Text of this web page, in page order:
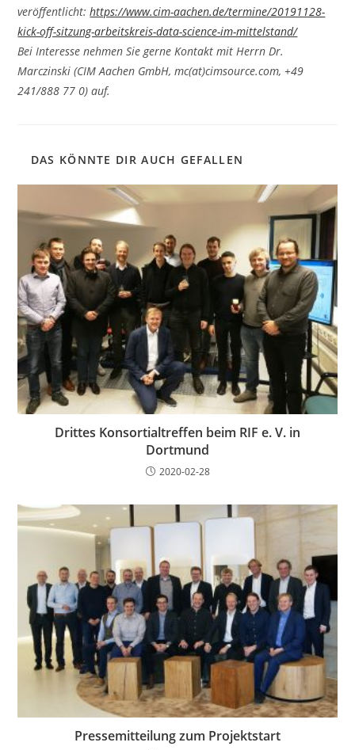
veröffentlicht:https://www.cim-aachen.de/termine/20191128-
kick-off-sitzung-arbeitskreis-data-science-im-mittelstand/
Bei Interesse nehmen Sie gerne Kontakt mit Herrn Dr.
Marczinski (CIM Aachen GmbH, mc(at)cimsource.com, +49
241/888 77 0) auf.
DAS KÖNNTE DIR AUCH GEFALLEN
Drittes Konsortialtreffen beim RIF e. V. in
Dortmund
2020-02-28
Pressemitteilung zum Projektstart